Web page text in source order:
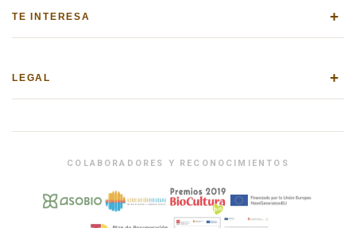
TE INTERESA +
LEGAL +
COLABORADORES Y RECONOCIMIENTOS